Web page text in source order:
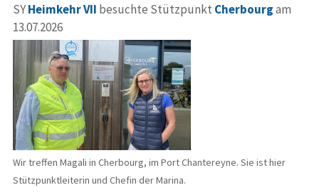
SYHeimkehr VII besuchte Stützpunkt Cherbourgam
13.07.2026
Wir treffen Magali in Cherbourg, im Port Chantereyne. Sie ist hier
Stützpunktleiterin und Chefin der Marina.